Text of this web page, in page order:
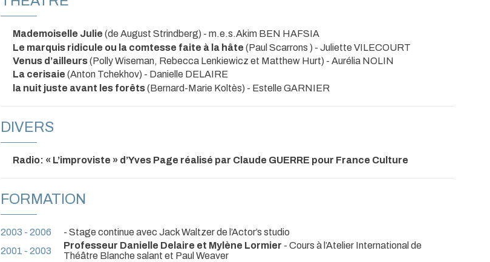
Mademoiselle Julie (de August Strindberg) - m.e.s.Akim BEN HAFSIA
Le marquis ridicule ou la comtesse faite à la hâte (Paul Scarrons ) - Juliette VILECOURT
Venus d’ailleurs(Polly Wiseman, Rebecca Lenkiewicz et Matthew Hurt) - Aurélia NOLIN
La cerisaie (Anton Tchekhov) - Danielle DELAIRE
la nuit juste avant les forêts(Bernard-Marie Koltès) - Estelle GARNIER
DIVERS
Radio: « L’improviste » d’Yves Page réalisé par Claude GUERRE pour France Culture
FORMATION
2003 - 2006
- Stage continue avec Jack Waltzer de l’Actor’s studio
2001 - 2003
Professeur Danielle Delaire et Mylène Lormier - Cours à l’Atelier International de
Théâtre Blanche salant et Paul Weaver